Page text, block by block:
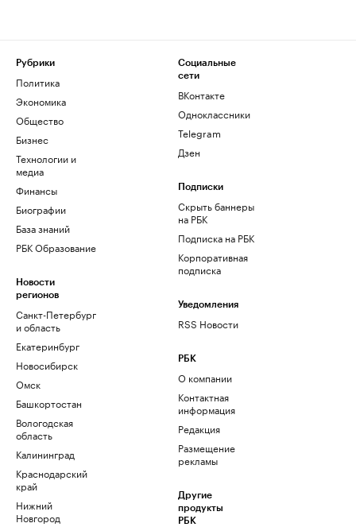
Рубрики
Политика
Экономика
Общество
Бизнес
Технологии и
медиа
Финансы
Биографии
База знаний
РБК Образование
Новости
регионов
Санкт-Петербург
и область
Екатеринбург
Новосибирск
Омск
Башкортостан
Вологодская
область
Калининград
Краснодарский
край
Нижний
Новгород
Социальные
сети
ВКонтакте
Одноклассники
Telegram
Дзен
Подписки
Скрыть баннеры
на РБК
Подписка на РБК
Корпоративная
подписка
Уведомления
RSS Новости
РБК
О компании
Контактная
информация
Редакция
Размещение
рекламы
Другие
продукты
РБК